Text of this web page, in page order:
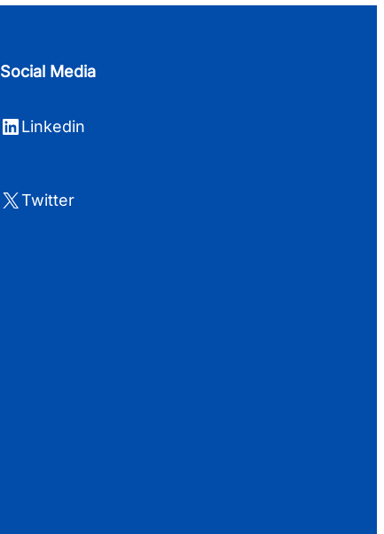
Social Media
LinkedIn Linkedin
X Twitter